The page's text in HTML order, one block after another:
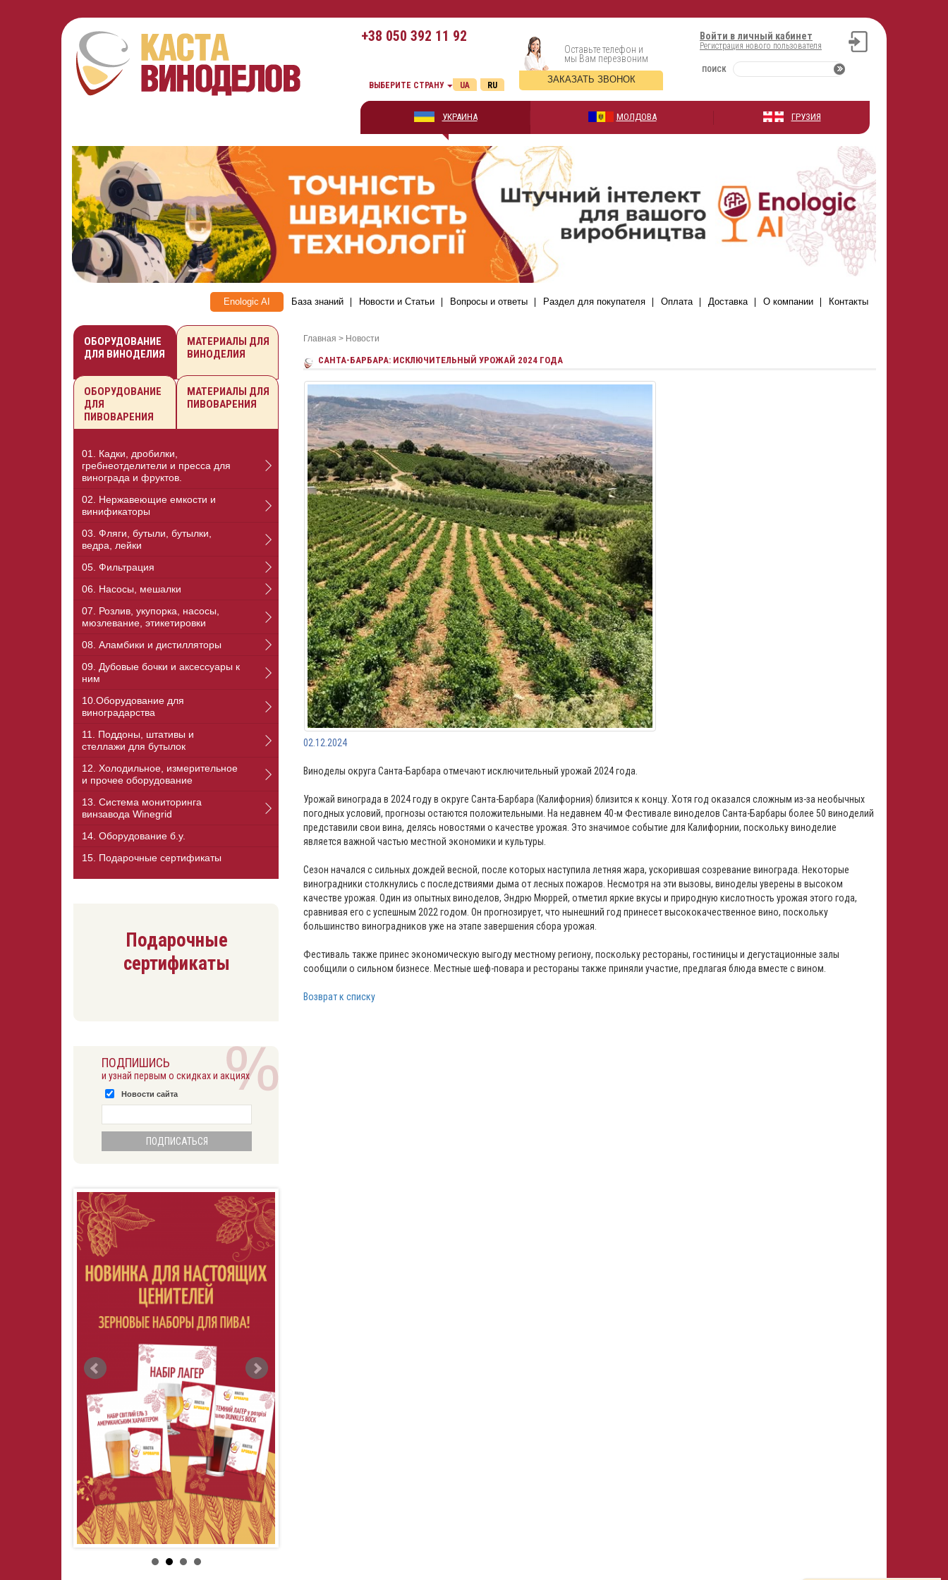
+38 050 392 11 92 Войти в личный кабинет
Регистрация нового пользователя
ПОИСК
Оставьте телефон и
мы Вам перезвоним
ЗАКАЗАТЬ ЗВОНОК
ВЫБЕРИТЕ СТРАНУ RU
UA
УКРАИНА МОЛДОВА ГРУЗИЯ
Enologic AI База знаний Новости и Статьи Вопросы и ответы Раздел для покупателя Оплата Доставка О компании Контакты
Главная > Новости
САНТА-БАРБАРА: ИСКЛЮЧИТЕЛЬНЫЙ УРОЖАЙ 2024 ГОДА
02.12.2024
Виноделы округа Санта-Барбара отмечают исключительный урожай 2024 года.
Урожай винограда в 2024 году в округе Санта-Барбара (Калифорния) близится к концу. Хотя год оказался сложным из-за необычных
погодных условий, прогнозы остаются положительными. На недавнем 40-м Фестивале виноделов Санта-Барбары более 50 виноделий
представили свои вина, делясь новостями о качестве урожая. Это значимое событие для Калифорнии, поскольку виноделие
является важной частью местной экономики и культуры.
Сезон начался с сильных дождей весной, после которых наступила летняя жара, ускорившая созревание винограда. Некоторые
виноградники столкнулись с последствиями дыма от лесных пожаров. Несмотря на эти вызовы, виноделы уверены в высоком
качестве урожая. Один из опытных виноделов, Эндрю Мюррей, отметил яркие вкусы и природную кислотность урожая этого года,
сравнивая его с успешным 2022 годом. Он прогнозирует, что нынешний год принесет высококачественное вино, поскольку
большинство виноградников уже на этапе завершения сбора урожая.
Фестиваль также принес экономическую выгоду местному региону, поскольку рестораны, гостиницы и дегустационные залы
сообщили о сильном бизнесе. Местные шеф-повара и рестораны также приняли участие, предлагая блюда вместе с вином.
Возврат к списку
ОБОРУДОВАНИЕ
ДЛЯ ВИНОДЕЛИЯ
МАТЕРИАЛЫ ДЛЯ
ВИНОДЕЛИЯ
ОБОРУДОВАНИЕ
ДЛЯ
ПИВОВАРЕНИЯ
МАТЕРИАЛЫ ДЛЯ
ПИВОВАРЕНИЯ
01. Кадки, дробилки,
гребнеотделители и пресса для
винограда и фруктов.
02. Нержавеющие емкости и
винификаторы
03. Фляги, бутыли, бутылки,
ведра, лейки
05. Фильтрация
06. Насосы, мешалки
07. Розлив, укупорка, насосы,
мюзлевание, этикетировки
08. Аламбики и дистилляторы
09. Дубовые бочки и аксессуары к
ним
10.Оборудование для
виноградарства
11. Поддоны, штативы и
стеллажи для бутылок
12. Холодильное, измерительное
и прочее оборудование
13. Cистема мониторинга
винзавода Winegrid
14. Оборудование б.у.
15. Подарочные сертификаты
Подарочные
сертификаты
ПОДПИШИСЬ
и узнай первым о скидках и акциях
Новости сайта